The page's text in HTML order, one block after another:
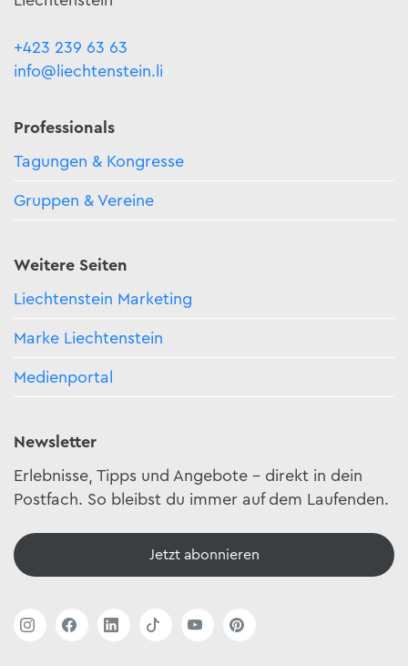
+423 239 63 63
info@liechtenstein.li
Professionals
Tagungen & Kongresse
Gruppen & Vereine
Weitere Seiten
Liechtenstein Marketing
Marke Liechtenstein
Medienportal
Newsletter
Erlebnisse, Tipps und Angebote – direkt in dein
Postfach. So bleibst du immer auf dem Laufenden.
Jetzt abonnieren